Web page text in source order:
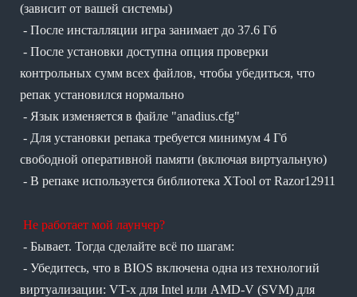
(зависит от вашей системы)
- После инсталляции игра занимает до 37.6 Гб
- После установки доступна опция проверки
контрольных сумм всех файлов, чтобы убедиться, что
репак установился нормально
- Язык изменяется в файле "anadius.cfg"
- Для установки репака требуется минимум 4 Гб
свободной оперативной памяти (включая виртуальную)
- В репаке используется библиотека XTool от Razor12911
Не работает мой лаунчер?
- Бывает. Тогда сделайте всё по шагам:
- Убедитесь, что в BIOS включена одна из технологий
виртуализации: VT-x для Intel или AMD-V (SVM) для